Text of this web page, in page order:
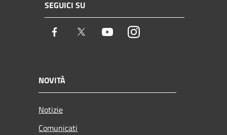
SEGUICI SU
Facebook Twitter YoutubeInstagram
NOVITÀ
Notizie
Comunicati